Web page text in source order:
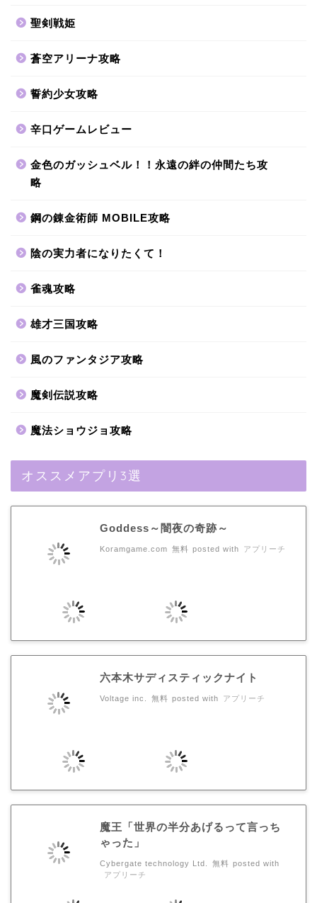
聖剣戦姫
蒼空アリーナ攻略
誓約少女攻略
辛口ゲームレビュー
金色のガッシュベル！！永遠の絆の仲間たち攻
略
鋼の錬金術師 MOBILE攻略
陰の実力者になりたくて！
雀魂攻略
雄才三国攻略
風のファンタジア攻略
魔剣伝説攻略
魔法ショウジョ攻略
オススメアプリ3選
Goddess～闇夜の奇跡～
Koramgame.com 無料 posted with アプリーチ
六本木サディスティックナイト
Voltage inc. 無料 posted with アプリーチ
魔王「世界の半分あげるって言っち
ゃった」
Cybergate technology Ltd. 無料 posted with
アプリーチ